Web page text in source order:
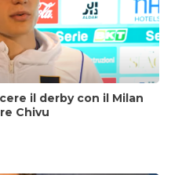
il derby con il Milan
Chivu